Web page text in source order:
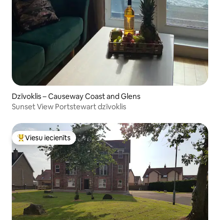
Dzīvoklis – Causeway Coast and Glens
Sunset View Portstewart dzīvoklis
Populārs viesu iecienīts mājoklis
Viesu iecienīts